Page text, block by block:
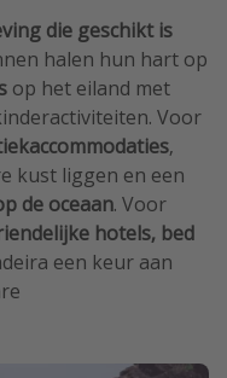
die geschikt is
halen hun hart op
op het eiland met
Voor
,
kust liggen en een
de oceaan. Voor
hotels, bed
een keur aan